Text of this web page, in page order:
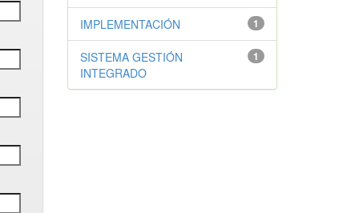
1
IMPLEMENTACIÓN
1
SISTEMA GESTIÓN
INTEGRADO